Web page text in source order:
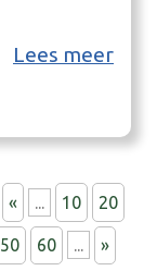
Lees meer
« 10 20
50 60 ... »